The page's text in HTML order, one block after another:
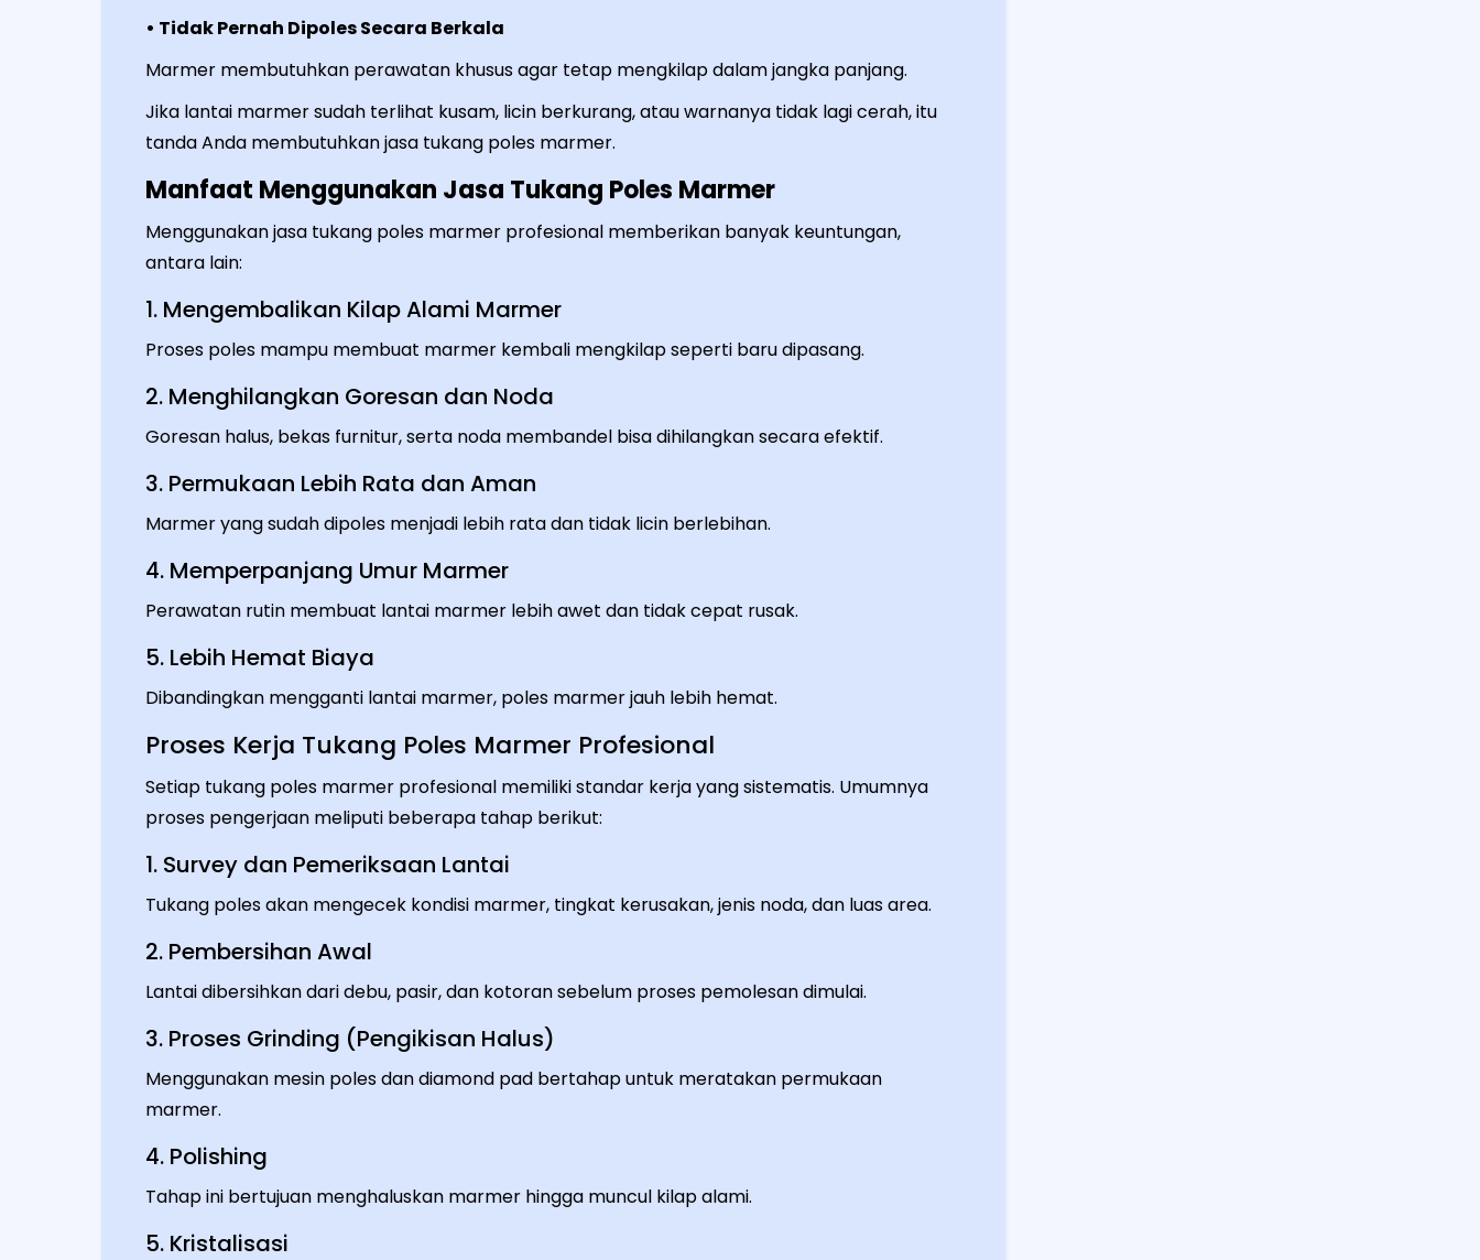
• Tidak Pernah Dipoles Secara Berkala
Marmer membutuhkan perawatan khusus agar tetap mengkilap dalam jangka panjang.
Jika lantai marmer sudah terlihat kusam, licin berkurang, atau warnanya tidak lagi cerah, itu
tanda Anda membutuhkan jasa tukang poles marmer.
Manfaat Menggunakan Jasa Tukang Poles Marmer
Menggunakan jasa tukang poles marmer profesional memberikan banyak keuntungan,
antara lain:
1. Mengembalikan Kilap Alami Marmer
Proses poles mampu membuat marmer kembali mengkilap seperti baru dipasang.
2. Menghilangkan Goresan dan Noda
Goresan halus, bekas furnitur, serta noda membandel bisa dihilangkan secara efektif.
3. Permukaan Lebih Rata dan Aman
Marmer yang sudah dipoles menjadi lebih rata dan tidak licin berlebihan.
4. Memperpanjang Umur Marmer
Perawatan rutin membuat lantai marmer lebih awet dan tidak cepat rusak.
5. Lebih Hemat Biaya
Dibandingkan mengganti lantai marmer, poles marmer jauh lebih hemat.
Proses Kerja Tukang Poles Marmer Profesional
Setiap tukang poles marmer profesional memiliki standar kerja yang sistematis. Umumnya
proses pengerjaan meliputi beberapa tahap berikut:
1. Survey dan Pemeriksaan Lantai
Tukang poles akan mengecek kondisi marmer, tingkat kerusakan, jenis noda, dan luas area.
2. Pembersihan Awal
Lantai dibersihkan dari debu, pasir, dan kotoran sebelum proses pemolesan dimulai.
3. Proses Grinding (Pengikisan Halus)
Menggunakan mesin poles dan diamond pad bertahap untuk meratakan permukaan
marmer.
4. Polishing
Tahap ini bertujuan menghaluskan marmer hingga muncul kilap alami.
5. Kristalisasi